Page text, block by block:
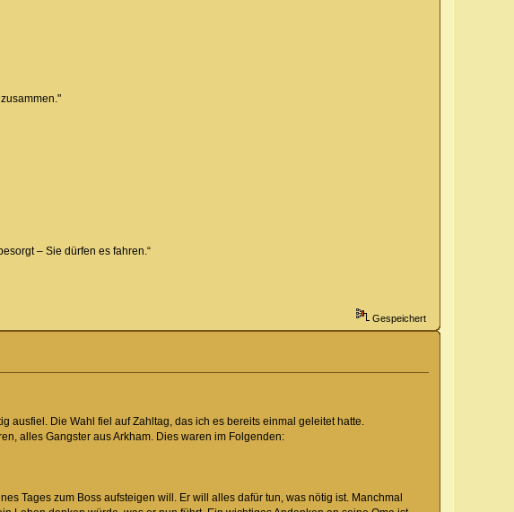
– Sie dürfen es fahren.“
Gespeichert
ausfiel. Die Wahl fiel auf Zahltag, das ich es bereits einmal geleitet hatte.
alles Gangster aus Arkham. Dies waren im Folgenden:
Tages zum Boss aufsteigen will. Er will alles dafür tun, was nötig ist. Manchmal